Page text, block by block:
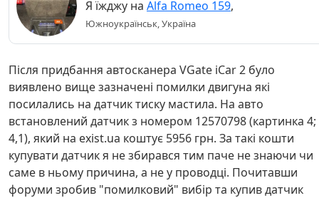
Я їжджу на Alfa Romeo 159,
Южноукраїнськ, Україна
Після придбання автосканера VGate iCar 2 було
виявлено вище зазначені помилки двигуна які
посилались на датчик тиску мастила. На авто
встановлений датчик з номером 12570798 (картинка 4;
4,1), який на exist.ua коштує 5956 грн. За такі кошти
купувати датчик я не збирався тим паче не знаючи чи
саме в ньому причина, а не у проводці. Почитавши
форуми зробив "помилковий" вибір та купив датчик